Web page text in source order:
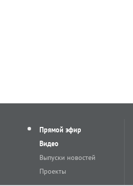
Прямой эфир
Видео
Выпуски новостей
Проекты